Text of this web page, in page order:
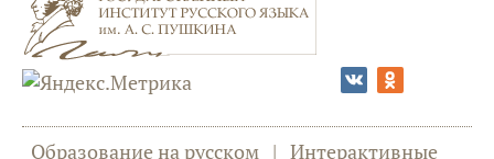
Образование на русском | Интерактивные